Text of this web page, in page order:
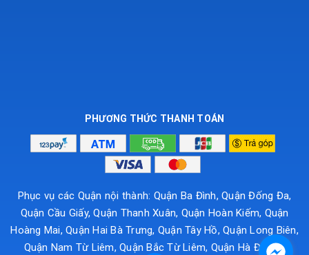
PHƯƠNG THỨC THANH TOÁN
Phục vụ các Quận nội thành: Quận Ba Đình, Quận Đống Đa,
Quận Cầu Giấy, Quận Thanh Xuân, Quận Hoàn Kiếm, Quận
Hoàng Mai, Quận Hai Bà Trưng, Quận Tây Hồ, Quận Long Biên,
Quận Nam Từ Liêm, Quận Bắc Từ Liêm, Quận Hà Đông...